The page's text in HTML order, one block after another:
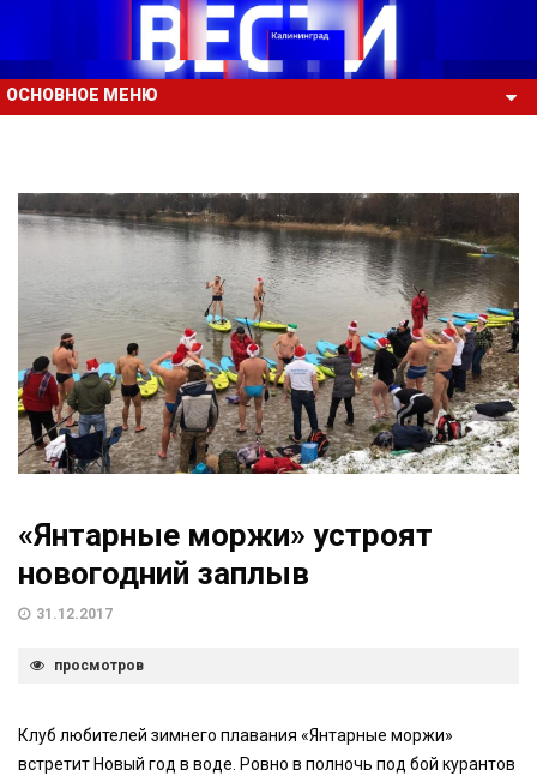
ОСНОВНОЕ МЕНЮ
«Янтарные моржи» устроят
новогодний заплыв
31.12.2017
просмотров
Клуб любителей зимнего плавания «Янтарные моржи»
встретит Новый год в воде. Ровно в полночь под бой курантов